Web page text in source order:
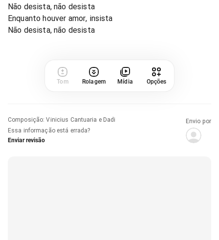
Não desista, não desista
Enquanto houver amor, insista
Não desista, não desista
Tom Rolagem Mídia Opções
Composição:Vinicius Cantuaria e Dadi
Essa informação está errada?
Enviar revisão
Envio por